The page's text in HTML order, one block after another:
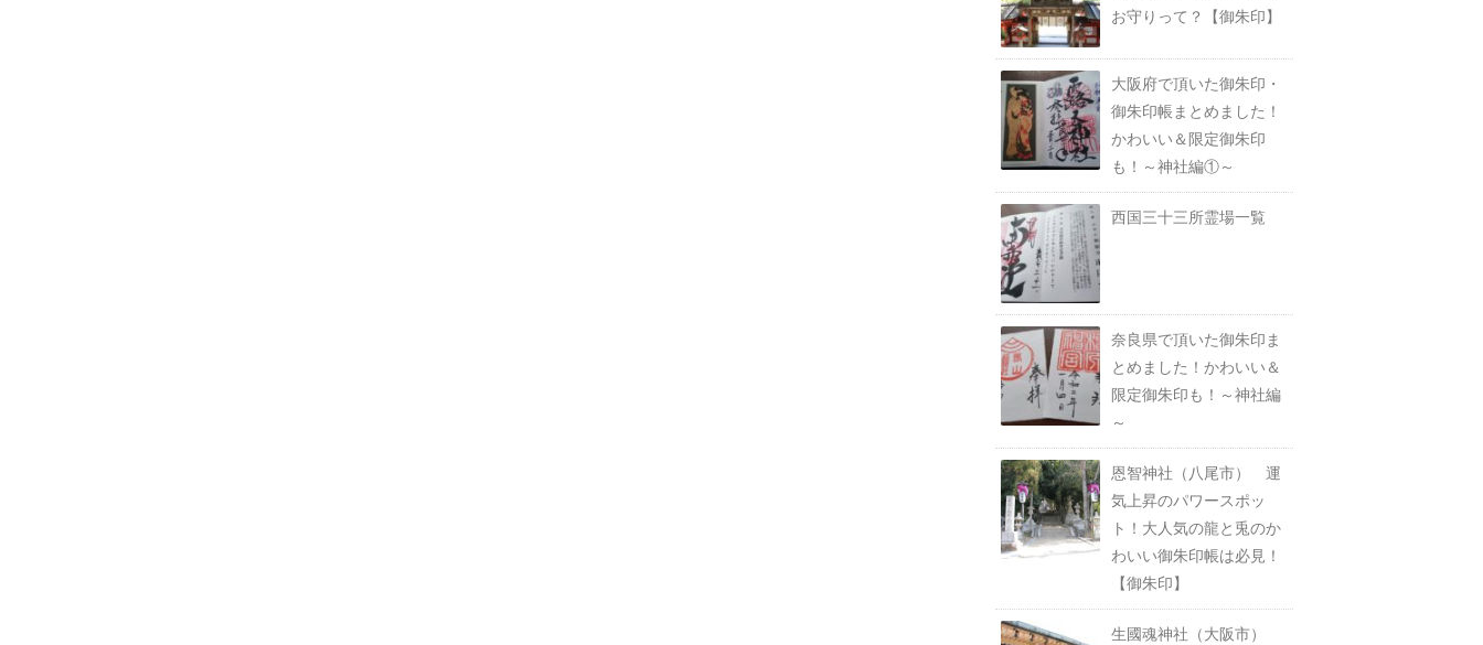
お守りって？【御朱印】
大阪府で頂いた御朱印・
御朱印帳まとめました！
かわいい＆限定御朱印
も！～神社編①～
西国三十三所霊場一覧
奈良県で頂いた御朱印ま
とめました！かわいい＆
限定御朱印も！～神社編
～
恩智神社（八尾市） 運
気上昇のパワースポッ
ト！大人気の龍と兎のか
わいい御朱印帳は必見！
【御朱印】
生國魂神社（大阪市）